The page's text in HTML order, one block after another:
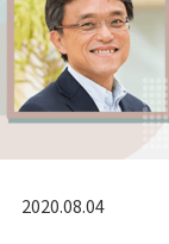
2020.08.04